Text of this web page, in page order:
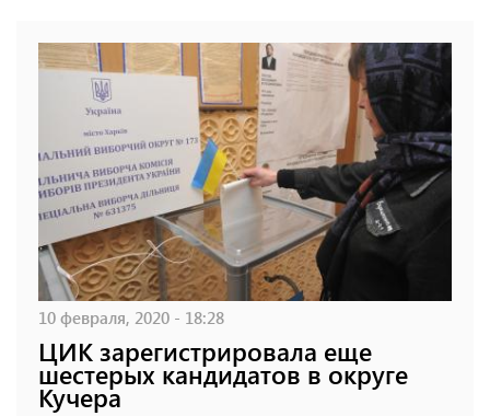
10 февраля, 2020 - 18:28
ЦИК зарегистрировала еще
шестерых кандидатов в округе
Кучера